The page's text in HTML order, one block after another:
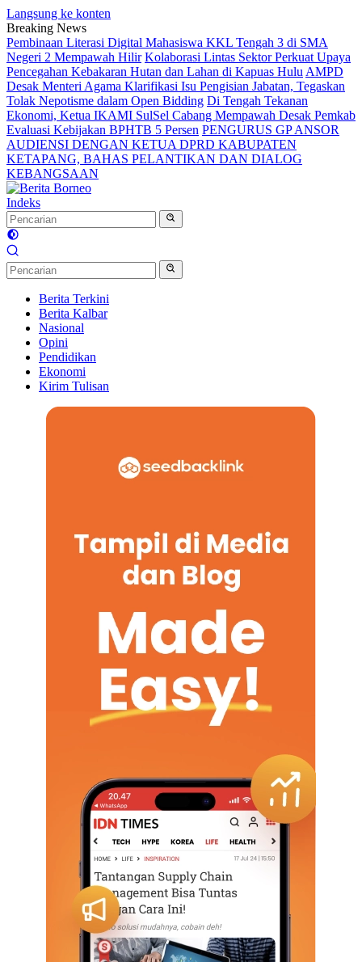
Langsung ke konten
Breaking News
Pembinaan Literasi Digital Mahasiswa KKL Tengah 3 di SMA
Negeri 2 Mempawah Hilir Kolaborasi Lintas Sektor Perkuat Upaya
Pencegahan Kebakaran Hutan dan Lahan di Kapuas Hulu AMPD
Desak Menteri Agama Klarifikasi Isu Pengisian Jabatan, Tegaskan
Tolak Nepotisme dalam Open Bidding Di Tengah Tekanan
Ekonomi, Ketua IKAMI SulSel Cabang Mempawah Desak Pemkab
Evaluasi Kebijakan BPHTB 5 Persen PENGURUS GP ANSOR
AUDIENSI DENGAN KETUA DPRD KABUPATEN
KETAPANG, BAHAS PELANTIKAN DAN DIALOG
KEBANGSAAN
Indeks
Berita Terkini
Berita Kalbar
Nasional
Opini
Pendidikan
Ekonomi
Kirim Tulisan